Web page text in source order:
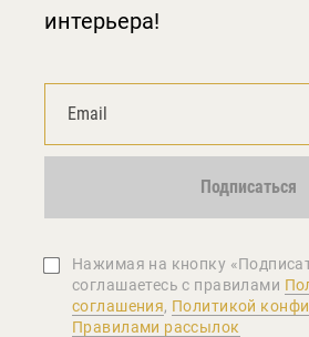
интерьера!
Подписаться
Нажимая на кнопку
соглашаетеcь с правилами
соглашения, Политикой
Правилами рассылок